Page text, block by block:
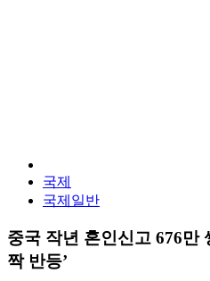
국제
국제일반
중국 작년 혼인신고 676만
짝 반등’